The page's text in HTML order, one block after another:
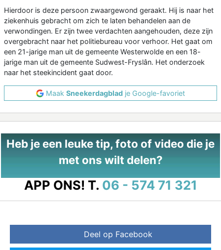
Hierdoor is deze persoon zwaargewond geraakt. Hij is naar het
ziekenhuis gebracht om zich te laten behandelen aan de
verwondingen. Er zijn twee verdachten aangehouden, deze zijn
overgebracht naar het politiebureau voor verhoor. Het gaat om
een 21-jarige man uit de gemeente Westerwolde en een 18-
jarige man uit de gemeente Sudwest-Fryslân. Het onderzoek
naar het steekincident gaat door.
Maak Sneekerdagblad je Google-favoriet
Heb je een leuke tip, foto of video die je
met ons wilt delen?
APP ONS! T. 06 - 574 71 321
Deel op Facebook